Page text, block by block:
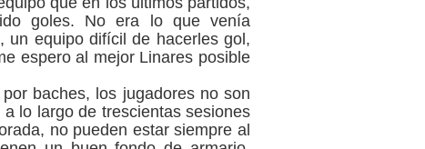
goles. No era lo que venía
un equipo difícil de hacerles gol,
espero al mejor Linares posible
baches, los jugadores no son
lo largo de trescientas sesiones
no pueden estar siempre al